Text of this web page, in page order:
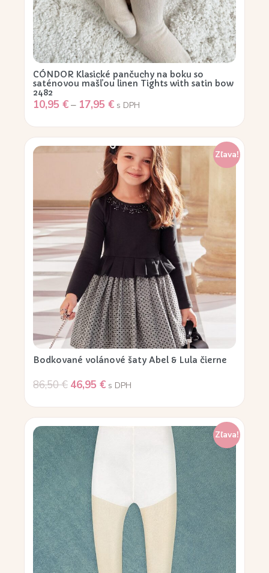
CÓNDOR Klasické pančuchy na boku so
saténovou mašľou linen Tights with satin bow
2482
10,95 €– 17,95 € s DPH
Zľava!
Bodkované volánové šaty Abel & Lula čierne
86,50€ 46,95 € s DPH
Zľava!